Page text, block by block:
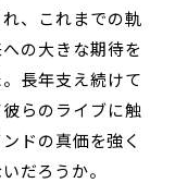
、これまでの軌
の大きな期待を
長年支え続けて
らのライブに触
ドの真価を強く
だろうか。